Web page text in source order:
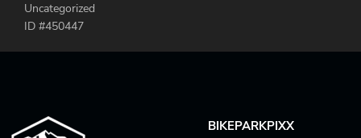
Uncategorized
ID #450447
BIKEPARKPIXX